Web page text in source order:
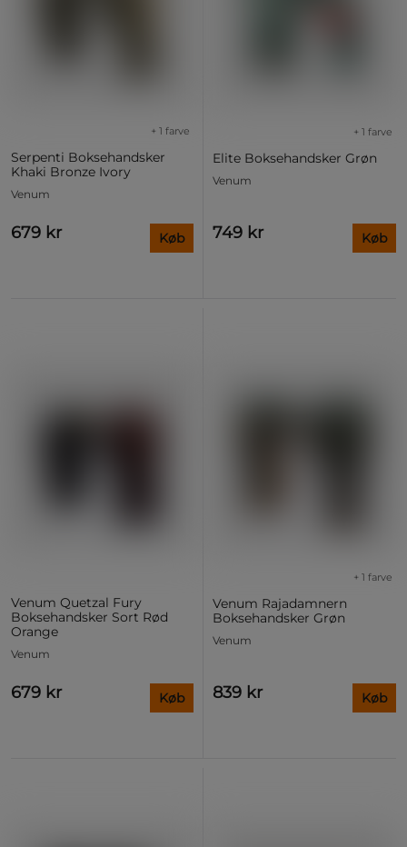
Serpenti Boksehandsker
Khaki Bronze Ivory
+ 1 farve
Venum
679 kr Køb
Elite Boksehandsker Grøn
+ 1 farve
Venum
749 kr Køb
Venum Quetzal Fury
Boksehandsker Sort Rød
Orange
Venum
679 kr Køb
Venum Rajadamnern
Boksehandsker Grøn
+ 1 farve
Venum
839 kr Køb